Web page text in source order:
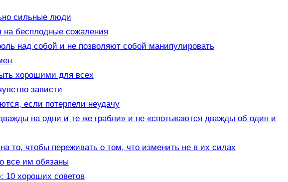
сильные люди
бесплодные сожаления
над собой и не позволяют собой манипулировать
хорошими для всех
зависти
если потерпели неудачу
на одни и те же грабли» и не «спотыкаются дважды об один и
то, чтобы переживать о том, что изменить не в их силах
все им обязаны
10 хороших советов